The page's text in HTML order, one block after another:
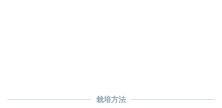
栽培方法